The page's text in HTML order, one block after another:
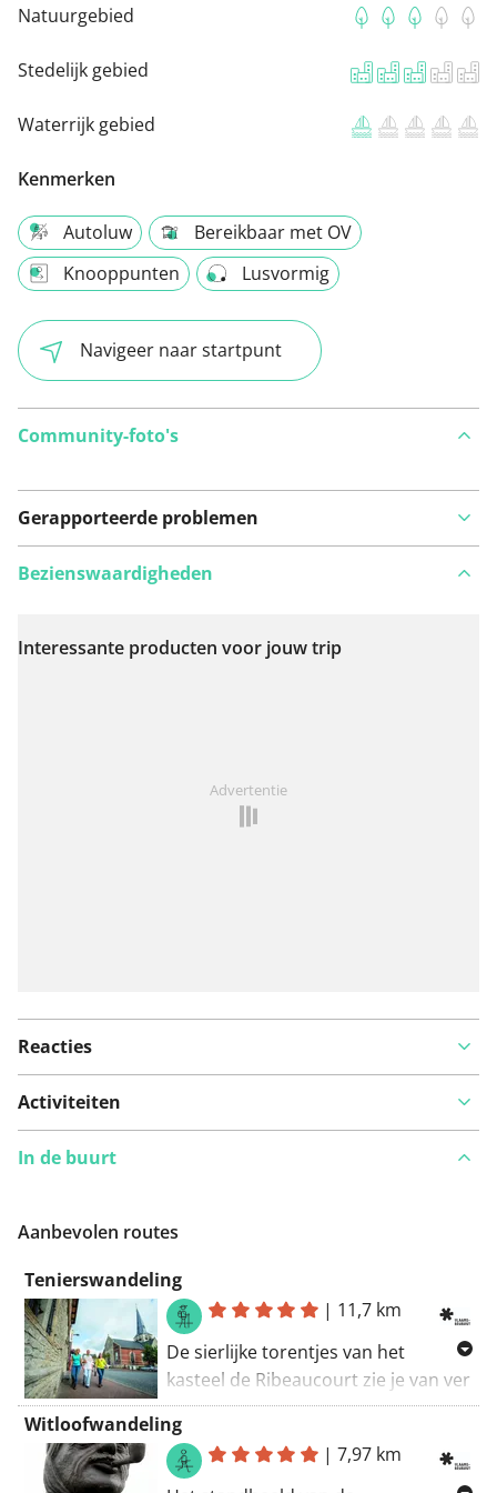
Natuurgebied
Stedelijk gebied
Waterrijk gebied
Kenmerken
Autoluw
Bereikbaar met OV
Knooppunten
Lusvormig
Navigeer naar startpunt
Community-foto's
Gerapporteerde problemen
Bekijk op kaart
Bezienswaardigheden
Interessante producten voor jouw trip
Advertentie
Reacties
Activiteiten
In de buurt
Aanbevolen routes
Tenierswandeling
| 11,7 km
De sierlijke torentjes van het
kasteel de Ribeaucourt zie je van ver
in het groene wandellandschao. Het
kasteel stond er al in de 17de eeuw,
toen de grote barokschilder David
Witloofwandeling
|7,97 km